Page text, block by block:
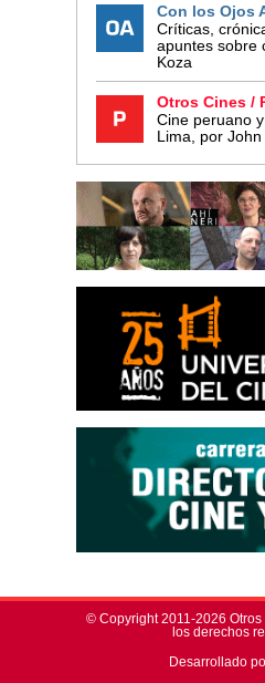
Con los Ojos
Críticas,
apuntes sobre
Koza
Otros Cines /
Cine peruano
Lima, por
© Copyright 2011-2026
los derechos
Desarrollado